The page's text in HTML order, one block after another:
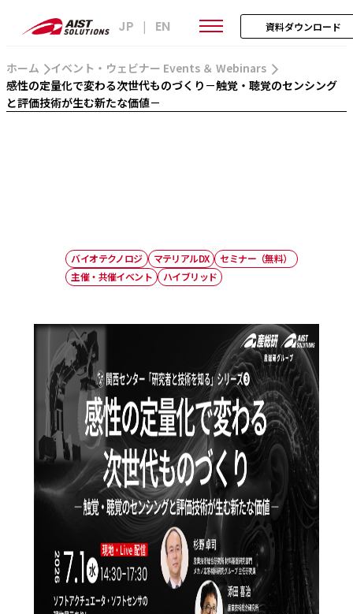
JP | EN 資料ダウンロード
ホーム
イベント・ウェビナー Events ＆ Webinars
感性の定量化で変わる次世代ものづくり－触覚・聴覚のセンシング
と評価技術が生む新たな価値－
バイオテクノロジ マテリアルDX
セミナー（無料）
主催・共催イベント
ハイブリッド